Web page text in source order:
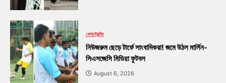
খেলাট্রেন্ডিং
নিউজরুম ছেড়ে টার্ফে সাংবাদিকরা! জমে উঠল মার্লিন-
সিএসজেসি মিডিয়া ফুটবল
August 6, 2026